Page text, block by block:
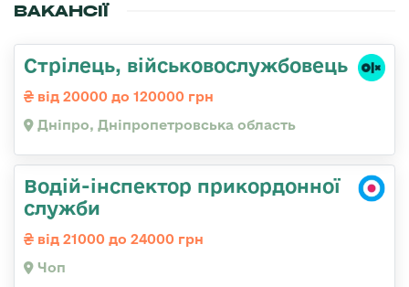
ВАКАНСІЇ
Стрілець, військовослужбовець
від 20000 до 120000 грн
Дніпро, Дніпропетровська область
Водій-інспектор прикордонної
служби
від 21000 до 24000 грн
Чоп